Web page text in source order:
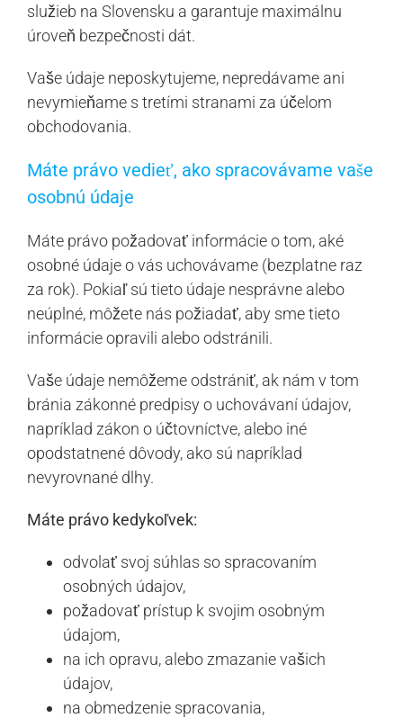
služieb na Slovensku a garantuje maximálnu
úroveň bezpečnosti dát.
Vaše údaje neposkytujeme, nepredávame ani
nevymieňame s tretími stranami za účelom
obchodovania.
Máte právo vedieť, ako spracovávame vaše
osobnú údaje
Máte právo požadovať informácie o tom, aké
osobné údaje o vás uchovávame (bezplatne raz
za rok). Pokiaľ sú tieto údaje nesprávne alebo
neúplné, môžete nás požiadať, aby sme tieto
informácie opravili alebo odstránili.
Vaše údaje nemôžeme odstrániť, ak nám v tom
bránia zákonné predpisy o uchovávaní údajov,
napríklad zákon o účtovníctve, alebo iné
opodstatnené dôvody, ako sú napríklad
nevyrovnané dlhy.
Máte právo kedykoľvek:
odvolať svoj súhlas so spracovaním
osobných údajov,
požadovať prístup k svojim osobným
údajom,
na ich opravu, alebo zmazanie vašich
údajov,
na obmedzenie spracovania,